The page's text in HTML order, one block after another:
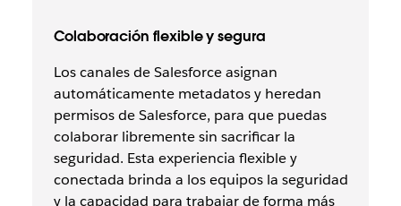
Colaboración flexible y segura
Los canales de Salesforce asignan
automáticamente metadatos y heredan
permisos de Salesforce, para que puedas
colaborar libremente sin sacrificar la
seguridad. Esta experiencia flexible y
conectada brinda a los equipos la seguridad
y la capacidad para trabajar de forma más